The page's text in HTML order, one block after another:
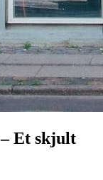
Et skjult